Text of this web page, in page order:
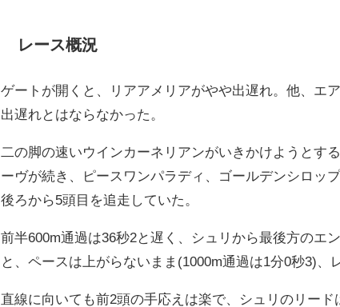
レース概況
ゲートが開くと、リアアメリアがやや出遅れ。他、エ
出遅れとはならなかった。
二の脚の速いウインカーネリアンがいきかけようとす
ーヴが続き、ピースワンパラディ、ゴールデンシロッ
後ろから5頭目を追走していた。
前半600m通過は36秒2と遅く、シュリから最後方のエ
と、ペースは上がらないまま(1000m通過は1分0秒3)、
直線に向いても前2頭の手応えは楽で、シュリのリー